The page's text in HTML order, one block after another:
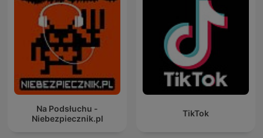
Na Podsłuchu -
Niebezpiecznik.pl
TikTok